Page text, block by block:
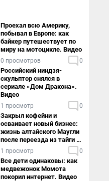
Проехал всю Америку,
побывал в Европе: как
байкер путешествует по
миру на мотоцикле. Видео
0 просмотров 0
Российский ниндзя-
скульптор снялся в
сериале «Дом Дракона».
Видео
1 просмотр 0
Закрыл кофейни и
осваивает новый бизнес:
жизнь алтайского Маугли
после переезда из тайги в
столицу
1 просмотр 0
Все дети одинаковы: как
медвежонок Момота
покорил интернет. Видео